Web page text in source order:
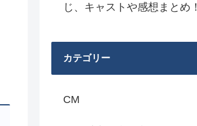
じ、キャストや感想まとめ！
カテゴリー
CM